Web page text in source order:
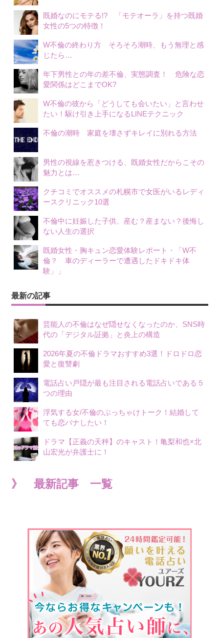
既婚なのにモテる!? 「モテオーラ」を持つ既婚
女性の5つの特徴！
W不倫の終わり方 そろそろ潮時、もう無理と感
じたら…
年下男性との年の差不倫、実態調査！ 危険な恋
愛関係はどこまでOK?
W不倫の彼から「どうしても会いたい」と言わせ
たい！駆け引き上手になるLINEテクニック
不倫の潮時 家庭を壊さずキレイに別れる方法
男性の視線を惹きつける、既婚女性だからこその
魅力とは…
クチコミでオススメの札幌市で女医がいるレディ
ースクリニック10選
不倫中に妊娠した子供、産む？産まない？後悔し
ない人生の選択
既婚女性・胸キュン恋愛体験レポート・「W不
倫？ 車のディーラーで遭遇したドキドキ体
験」」
最新の記事
芸能人の不倫はなぜ隠せなくなったのか、SNS時
代の「デジタル証拠」と炎上の構造
2026年夏の不倫ドラマおすすめ3選！ドロドロ恋
愛と復讐劇
電話占い戸隠が最も注目される電話占いである５
つの理由
浮気する女/不倫のぶっちゃけトーク！結婚して
ても恋バナしたい！
ドラマ【正義の天秤】のキャスト！亀梨和也×北
山宏光が弁護士に！
》 最新記事 一覧